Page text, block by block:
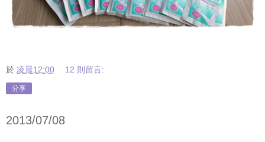
於 凌晨12:00 12 則留言:
分享
2013/07/08